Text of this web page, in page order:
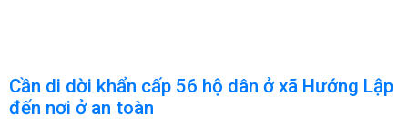
Cần di dời khẩn cấp 56 hộ dân ở xã Hướng Lập
đến nơi ở an toàn